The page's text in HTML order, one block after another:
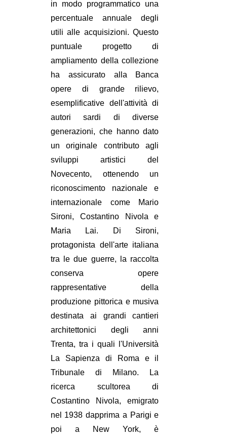
in modo programmatico una
percentuale annuale degli
utili alle acquisizioni. Questo
puntuale progetto di
ampliamento della collezione
ha assicurato alla Banca
opere di grande rilievo,
esemplificative dell'attività di
autori sardi di diverse
generazioni, che hanno dato
un originale contributo agli
sviluppi artistici del
Novecento, ottenendo un
riconoscimento nazionale e
internazionale come Mario
Sironi, Costantino Nivola e
Maria Lai. Di Sironi,
protagonista dell'arte italiana
tra le due guerre, la raccolta
conserva opere
rappresentative della
produzione pittorica e musiva
destinata ai grandi cantieri
architettonici degli anni
Trenta, tra i quali l'Università
La Sapienza di Roma e il
Tribunale di Milano. La
ricerca scultorea di
Costantino Nivola, emigrato
nel 1938 dapprima a Parigi e
poi a New York, è